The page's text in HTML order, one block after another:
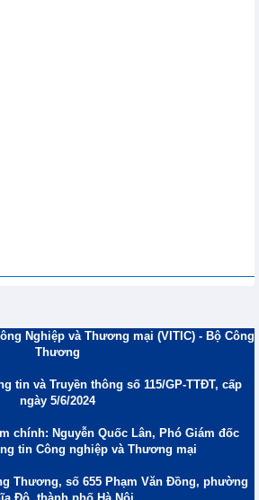
Nghiệp và Thương mại (VITIC) - Bộ Công
Thương
tin và Truyền thông số 115/GP-TTĐT, cấp
ngày 5/6/2024
chính: Nguyễn Quốc Lân, Phó Giám đốc
tin Công nghiệp và Thương mại
Thương, số 655 Phạm Văn Đồng, phường